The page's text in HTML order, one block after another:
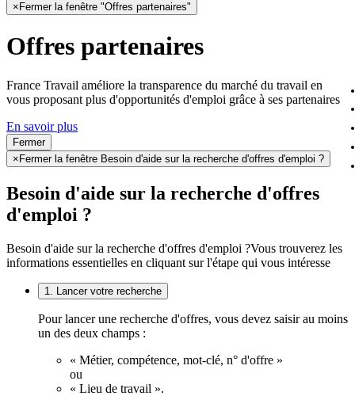
× Fermer la fenêtre "Offres partenaires"
Offres partenaires
France Travail améliore la transparence du marché du travail en
vous proposant plus d'opportunités d'emploi grâce à ses partenaires
En savoir plus
Fermer
× Fermer la fenêtre Besoin d'aide sur la recherche d'offres d'emploi ?
Besoin d'aide sur la recherche d'offres
d'emploi ?
Besoin d'aide sur la recherche d'offres d'emploi ?Vous trouverez les
informations essentielles en cliquant sur l'étape qui vous intéresse
1. Lancer votre recherche
Pour lancer une recherche d'offres, vous devez saisir au moins
un des deux champs :
« Métier, compétence, mot-clé, n° d'offre »
ou
« Lieu de travail ».